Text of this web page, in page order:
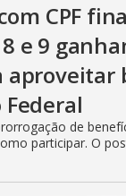
CPF
e 9
aproveitar
de
participar. O